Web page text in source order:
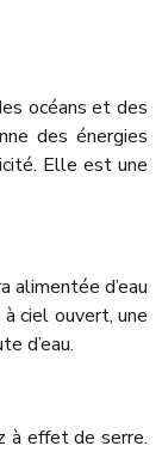
océans et des
des énergies
Elle est une
alimentée d’eau
ciel ouvert, une
d’eau.
à effet de serre.